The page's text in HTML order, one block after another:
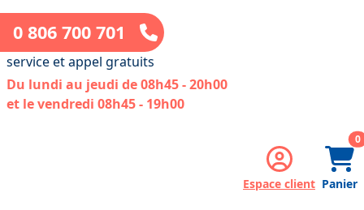
0 806 700 701
service et appel gratuits
Du lundi au jeudi de 08h45 - 20h00
et le vendredi 08h45 - 19h00
Espace client Panier
0